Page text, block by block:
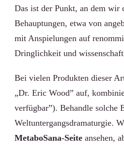
Das ist der Punkt, an dem wir
Behauptungen, etwa von
mit Anspielungen auf
Dringlichkeit und
Bei vielen Produkten dieser
„Dr. Eric Wood” auf,
verfügbar”). Behandle solche
Weltuntergangsdramaturgie.
MetaboSana-Seite ansehen,